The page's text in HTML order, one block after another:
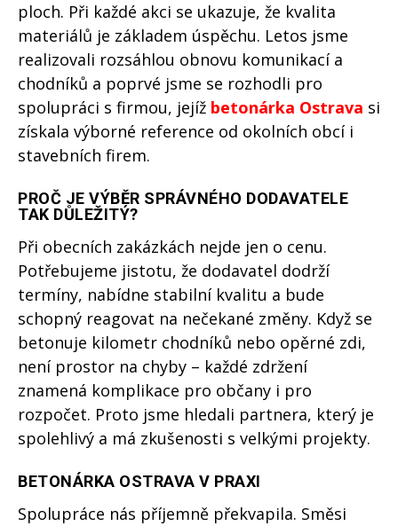
ploch. Při každé akci se ukazuje, že kvalita
materiálů je základem úspěchu. Letos jsme
realizovali rozsáhlou obnovu komunikací a
chodníků a poprvé jsme se rozhodli pro
spolupráci s firmou, jejíž betonárka Ostrava si
získala výborné reference od okolních obcí i
stavebních firem.
PROČ JE VÝBĚR SPRÁVNÉHO DODAVATELE
TAK DŮLEŽITÝ?
Při obecních zakázkách nejde jen o cenu.
Potřebujeme jistotu, že dodavatel dodrží
termíny, nabídne stabilní kvalitu a bude
schopný reagovat na nečekané změny. Když se
betonuje kilometr chodníků nebo opěrné zdi,
není prostor na chyby – každé zdržení
znamená komplikace pro občany i pro
rozpočet. Proto jsme hledali partnera, který je
spolehlivý a má zkušenosti s velkými projekty.
BETONÁRKA OSTRAVA V PRAXI
Spolupráce nás příjemně překvapila. Směsi